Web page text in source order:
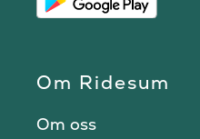
Om Ridesum
Om oss